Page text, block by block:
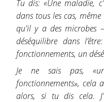
Tu dis: «Une maladie,
dans tous les cas,
qu'il y a des microbes
déséquilibre dans
fonctionnements, un
Je ne sais pas,
fonctionnements», cela
alors, si tu dis cela.